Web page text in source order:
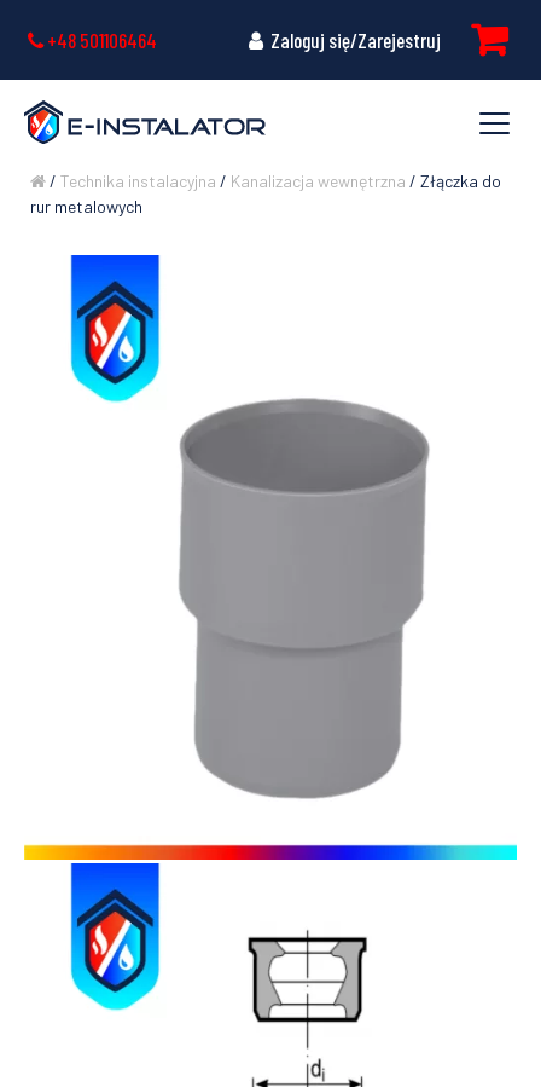
+48 501106464 Zaloguj się/Zarejestruj
/ Technika instalacyjna / Kanalizacja wewnętrzna / Złączka do
rur metalowych